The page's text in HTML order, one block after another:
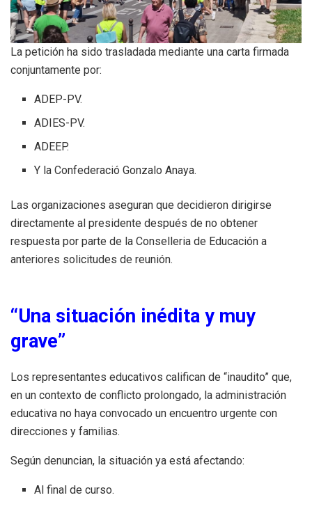
La petición ha sido trasladada mediante una carta firmada
conjuntamente por:
ADEP-PV.
ADIES-PV.
ADEEP.
Y la Confederació Gonzalo Anaya.
Las organizaciones aseguran que decidieron dirigirse
directamente al presidente después de no obtener
respuesta por parte de la Conselleria de Educación a
anteriores solicitudes de reunión.
“Una situación inédita y muy
grave”
Los representantes educativos califican de “inaudito” que,
en un contexto de conflicto prolongado, la administración
educativa no haya convocado un encuentro urgente con
direcciones y familias.
Según denuncian, la situación ya está afectando:
Al final de curso.